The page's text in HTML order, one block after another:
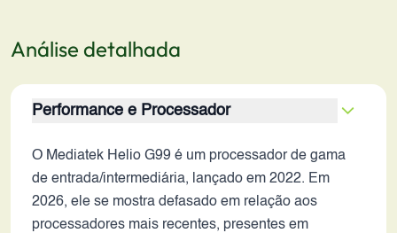
Análise detalhada
Performance e Processador
O Mediatek Helio G99 é um processador de gama
de entrada/intermediária, lançado em 2022. Em
2026, ele se mostra defasado em relação aos
processadores mais recentes, presentes em